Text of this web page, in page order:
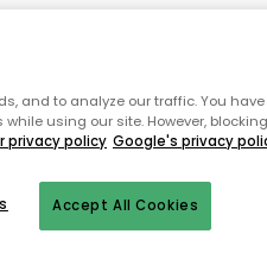
UTEMÖBLER
sidan
and to analyze our traffic. You
using our site. However,
privacy policy Google's privacy
Accept All Cookies